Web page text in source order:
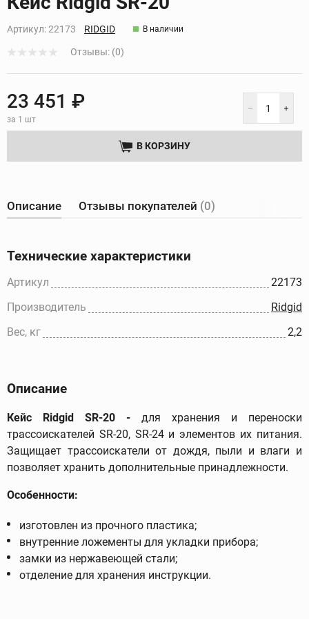
Артикул:22173 RIDGID В наличии
Отзывы: (0)
23 451 ₽
за 1 шт
В КОРЗИНУ
Описание Отзывы покупателей (0)
Технические характеристики
Артикул
22173
Производитель
Ridgid
Вес, кг
2,2
Описание
Кейс Ridgid SR-20 - для хранения и переноски
трассоискателей SR-20, SR-24 и элементов их питания.
Защищает трассоискатели от дождя, пыли и влаги и
позволяет хранить дополнительные принадлежности.
Особенности:
изготовлен из прочного пластика;
внутренние ложементы для укладки прибора;
замки из нержавеющей стали;
отделение для хранения инструкции.